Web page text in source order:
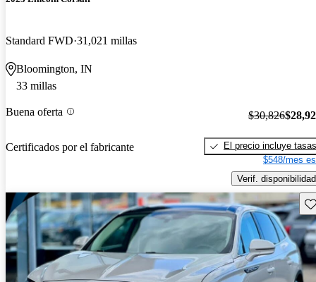
Standard FWD 31,021 millas
Bloomington, IN
33 millas
Buena oferta
Certificados por el fabricante
$30,826
El precio incluye tasas
$548/mes
Verif. disponibilidad